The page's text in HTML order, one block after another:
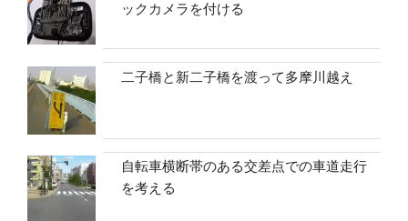
ックカメラを付ける
二子橋と新二子橋を渡って多摩川越え
自転車横断帯のある交差点での車道走行
を考える